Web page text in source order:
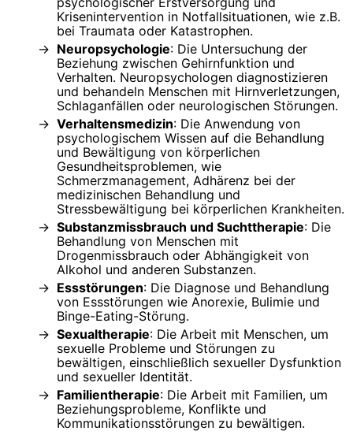
Krisenintervention in Notfallsituationen, wie z.B.
bei Traumata oder Katastrophen.
Neuropsychologie: Die Untersuchung der
Beziehung zwischen Gehirnfunktion und
Verhalten. Neuropsychologen diagnostizieren
und behandeln Menschen mit Hirnverletzungen,
Schlaganfällen oder neurologischen Störungen.
Verhaltensmedizin: Die Anwendung von
psychologischem Wissen auf die Behandlung
und Bewältigung von körperlichen
Gesundheitsproblemen, wie
Schmerzmanagement, Adhärenz bei der
medizinischen Behandlung und
Stressbewältigung bei körperlichen Krankheiten.
Substanzmissbrauch und Suchttherapie: Die
Behandlung von Menschen mit
Drogenmissbrauch oder Abhängigkeit von
Alkohol und anderen Substanzen.
Essstörungen: Die Diagnose und Behandlung
von Essstörungen wie Anorexie, Bulimie und
Binge-Eating-Störung.
Sexualtherapie: Die Arbeit mit Menschen, um
sexuelle Probleme und Störungen zu
bewältigen, einschließlich sexueller Dysfunktion
und sexueller Identität.
Familientherapie: Die Arbeit mit Familien, um
Beziehungsprobleme, Konflikte und
Kommunikationsstörungen zu bewältigen.